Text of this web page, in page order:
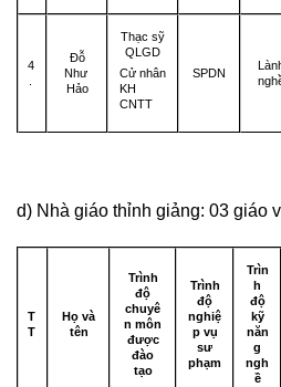
4
Đỗ
Như
Hảo
Thạc sỹ
QLGD
Cử nhân
KH
CNTT
SPDN
d) Nhà giáo thỉnh giảng: 03 giáo
T
T
Họ và
tên
Trình
độ
chuyê
n môn
được
đào
tạo
Trình
độ
nghiệ
p vụ
sư
phạm
Trìn
h
độ
kỹ
năn
g
ngh
ề